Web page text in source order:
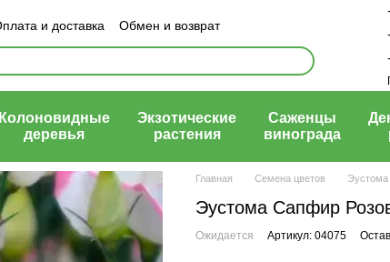
и доставка
Обмен и возврат
(оферта)
Колоновидные
деревья
Экзотические
растения
Саженцы
винограда
Главная Семена цветов Эустома
Эустома Сапфир
Ожидается Артикул: 04075